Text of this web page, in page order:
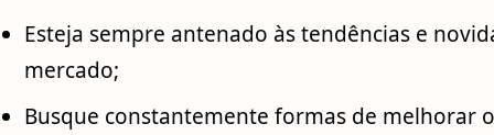
Esteja sempre antenado às tendências e
mercado;
Busque constantemente formas de melhorar